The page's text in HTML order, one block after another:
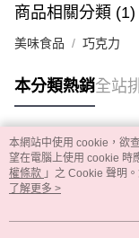
商品相關分類 (1)
美味食品 巧克力
本分類熱銷全站
熱門標籤
本網站中使用 cookie，欲
望在電腦上使用 cookie 時
權條款 」之 Cookie 聲明
用條款之 Cookie 聲明使用
了解更多 >